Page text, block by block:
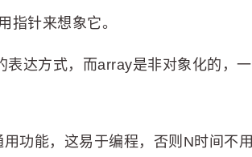
指针来想象它。
达方式，而array是非对象化的，一
功能，这易于编程，否则N时间不用